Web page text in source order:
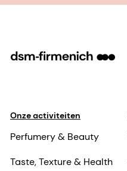
Onze activiteiten
Perfumery & Beauty
Taste, Texture & Health